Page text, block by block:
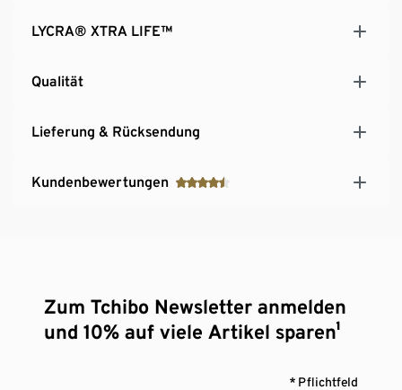
LYCRA® XTRA LIFE™
Qualität
Lieferung & Rücksendung
Kundenbewertungen
Zum Tchibo Newsletter anmelden
und 10% auf viele Artikel sparen¹
* Pflichtfeld